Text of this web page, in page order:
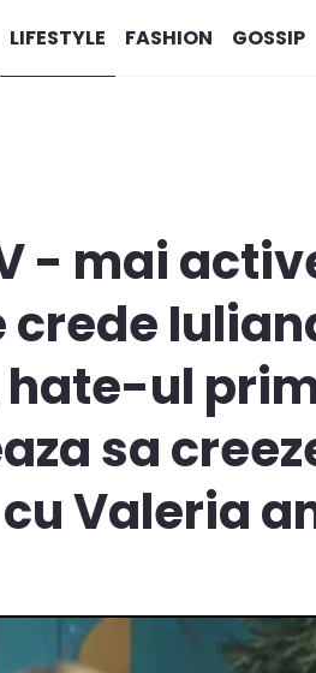
LIFESTYLE FASHION GOSSIP
- mai
ul
sa
Valeria